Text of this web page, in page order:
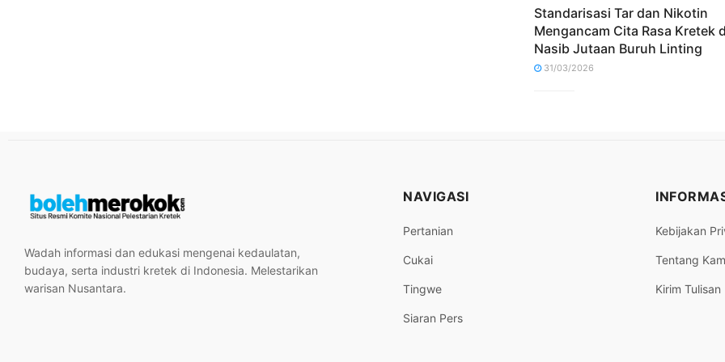
Standarisasi Tar dan Nikotin
Mengancam Cita Rasa Kretek
Nasib Jutaan Buruh Linting
31/03/2026
Wadah informasi dan edukasi mengenai kedaulatan,
budaya, serta industri kretek di Indonesia. Melestarikan
warisan Nusantara.
NAVIGASI
Pertanian
Cukai
Tingwe
Siaran Pers
Kebijakan
Tentang
Kirim Tulisan